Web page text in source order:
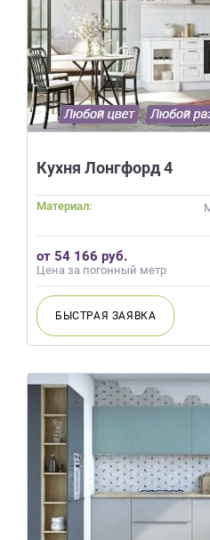
Кухня Лонгфорд 4
Материал:
от 54 166 руб.
Цена за погонный метр
БЫСТРАЯ ЗАЯВКА